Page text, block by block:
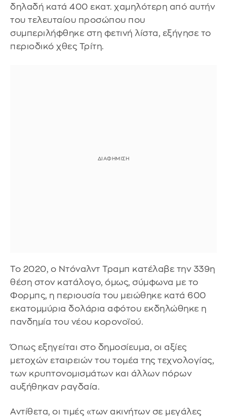
δηλαδή κατά 400 εκατ. χαμηλότερη από αυτήν
του τελευταίου προσώπου που
συμπεριλήφθηκε στη φετινή λίστα, εξήγησε το
περιοδικό χθες Τρίτη.
Το 2020, ο Ντόναλντ Τραμπ κατέλαβε την 339η
θέση στον κατάλογο, όμως, σύμφωνα με το
Φορμπς, η περιουσία του μειώθηκε κατά 600
εκατομμύρια δολάρια αφότου εκδηλώθηκε η
πανδημία του νέου κορονοϊού.
Όπως εξηγείται στο δημοσίευμα, οι αξίες
μετοχών εταιρειών του τομέα της τεχνολογίας,
των κρυπτονομισμάτων και άλλων πόρων
αυξήθηκαν ραγδαία.
Αντίθετα, οι τιμές «των ακινήτων σε μεγάλες